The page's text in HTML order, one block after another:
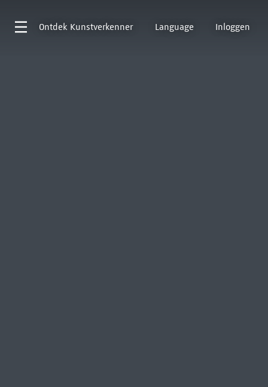
Ontdek Kunstverkenner Language Inloggen